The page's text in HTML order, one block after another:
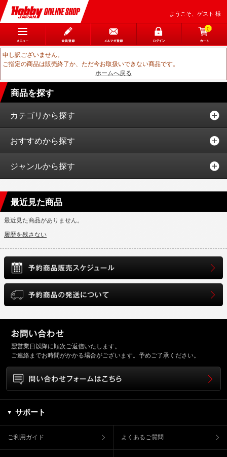
ようこそ、ゲスト 様
0
申し訳ございません。
ご指定の商品は販売終了か、ただ今お取扱いできない商品です。
ホームへ戻る
商品を探す
カテゴリから探す
おすすめから探す
ジャンルから探す
最近見た商品
最近見た商品がありません。
履歴を残さない
翌営業日以降に順次ご返信いたします。
ご連絡までお時間がかかる場合がございます。予めご了承ください。
サポート
ご利用ガイド よくあるご質問